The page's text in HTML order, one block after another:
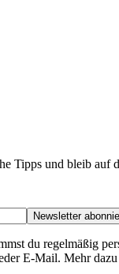
Tipps und bleib auf
Newsletter
du regelmäßig
E-Mail. Mehr